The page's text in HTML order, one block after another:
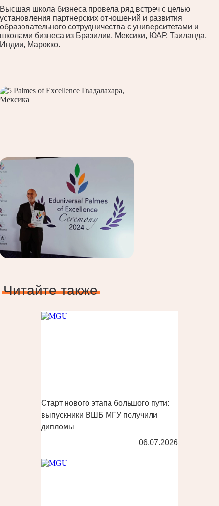
Высшая школа бизнеса провела ряд встреч с целью
установления партнерских отношений и развития
образовательного сотрудничества с университетами и
школами бизнеса из Бразилии, Мексики, ЮАР, Таиланда,
Индии, Марокко.
Читайте также
Старт нового этапа большого пути:
выпускники ВШБ МГУ получили
дипломы
06.07.2026